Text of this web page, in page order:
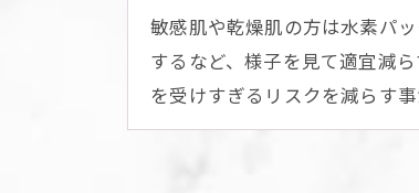
敏感肌や乾燥肌の方は水素パ
するなど、様子を見て適宜減
を受けすぎるリスクを減らす事